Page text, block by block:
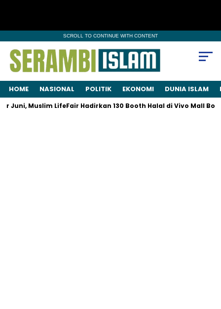
SCROLL TO CONTINUE WITH CONTENT
HOME NASIONAL POLITIK EKONOMI DUNIA ISLAM
Juni, Muslim LifeFair Hadirkan 130 Booth Halal di Vivo Mall